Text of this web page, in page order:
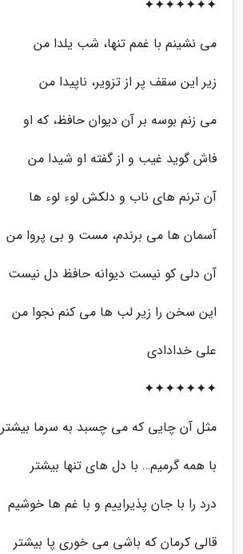
✦✦✦✦✦✦✦
می نشینم با غمم تنها، شب یلدا من
زیر این سقف پر از تزویر، ناپیدا من
می زنم بوسه بر آن دیوان حافظ، که او
فاش گوید غیب و از گفته او شیدا من
آن ترنم های ناب و دلکش لوء لوء ها
آسمان ها می برندم، مست و بی پروا من
آن دلی کو نیست دیوانه حافظ دل نیست
این سخن را زیر لب ها می کنم نجوا من
علی خدادادی
✦✦✦✦✦✦✦
مثل آن چایی که می چسبد به سرما بیشتر
با همه گرمیم… با دل های تنها بیشتر
درد را با جان پذیراییم و با غم ها خوشیم
قالی کرمان که باشی می خوری پا بیشتر